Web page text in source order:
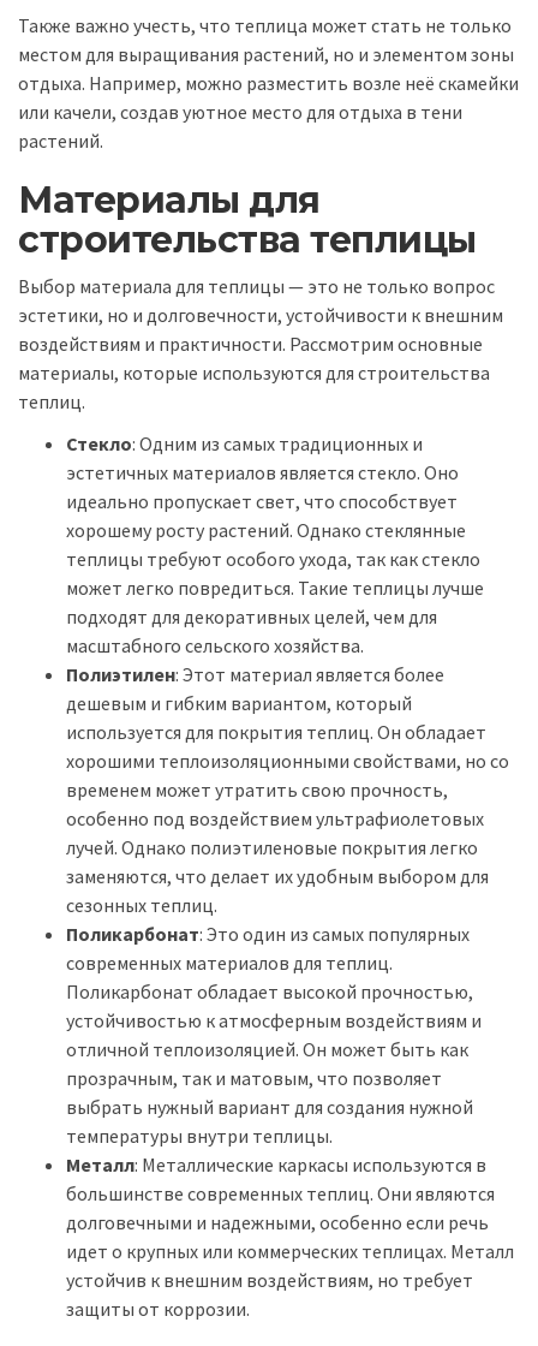
Также важно учесть, что теплица может стать не только
местом для выращивания растений, но и элементом зоны
отдыха. Например, можно разместить возле неё скамейки
или качели, создав уютное место для отдыха в тени
растений.
Материалы для
строительства теплицы
Выбор материала для теплицы — это не только вопрос
эстетики, но и долговечности, устойчивости к внешним
воздействиям и практичности. Рассмотрим основные
материалы, которые используются для строительства
теплиц.
Стекло: Одним из самых традиционных и
эстетичных материалов является стекло. Оно
идеально пропускает свет, что способствует
хорошему росту растений. Однако стеклянные
теплицы требуют особого ухода, так как стекло
может легко повредиться. Такие теплицы лучше
подходят для декоративных целей, чем для
масштабного сельского хозяйства.
Полиэтилен: Этот материал является более
дешевым и гибким вариантом, который
используется для покрытия теплиц. Он обладает
хорошими теплоизоляционными свойствами, но со
временем может утратить свою прочность,
особенно под воздействием ультрафиолетовых
лучей. Однако полиэтиленовые покрытия легко
заменяются, что делает их удобным выбором для
сезонных теплиц.
Поликарбонат: Это один из самых популярных
современных материалов для теплиц.
Поликарбонат обладает высокой прочностью,
устойчивостью к атмосферным воздействиям и
отличной теплоизоляцией. Он может быть как
прозрачным, так и матовым, что позволяет
выбрать нужный вариант для создания нужной
температуры внутри теплицы.
Металл: Металлические каркасы используются в
большинстве современных теплиц. Они являются
долговечными и надежными, особенно если речь
идет о крупных или коммерческих теплицах. Металл
устойчив к внешним воздействиям, но требует
защиты от коррозии.